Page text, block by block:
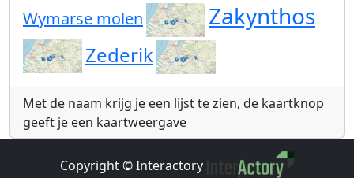
Wymarse molen Zakynthos
Zederik
Met de naam krijg je een lijst te zien, de kaartknop
geeft je een kaartweergave
Copyright © Interactory